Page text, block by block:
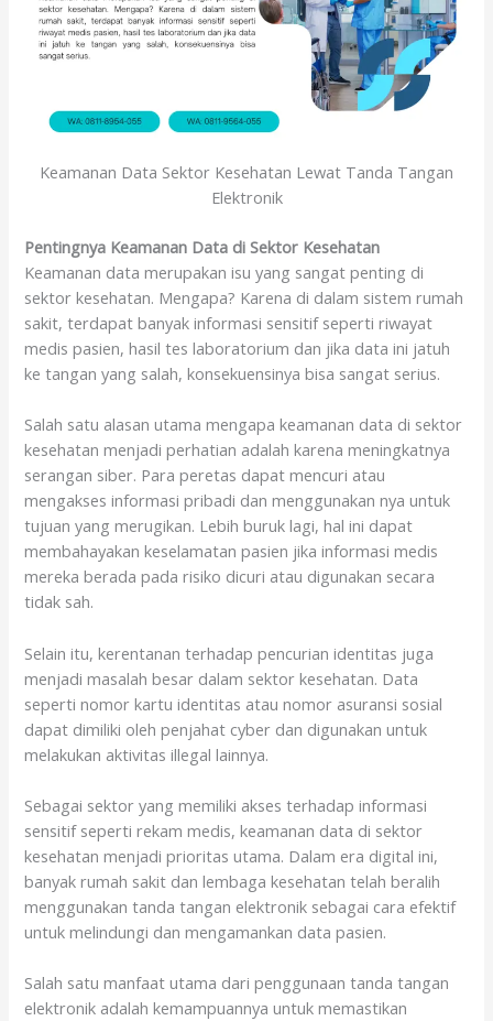
Keamanan Data Sektor Kesehatan Lewat Tanda Tangan
Elektronik
Pentingnya Keamanan Data di Sektor Kesehatan
Keamanan data merupakan isu yang sangat penting di
sektor kesehatan. Mengapa? Karena di dalam sistem rumah
sakit, terdapat banyak informasi sensitif seperti riwayat
medis pasien, hasil tes laboratorium dan jika data ini jatuh
ke tangan yang salah, konsekuensinya bisa sangat serius.
Salah satu alasan utama mengapa keamanan data di sektor
kesehatan menjadi perhatian adalah karena meningkatnya
serangan siber. Para peretas dapat mencuri atau
mengakses informasi pribadi dan menggunakan nya untuk
tujuan yang merugikan. Lebih buruk lagi, hal ini dapat
membahayakan keselamatan pasien jika informasi medis
mereka berada pada risiko dicuri atau digunakan secara
tidak sah.
Selain itu, kerentanan terhadap pencurian identitas juga
menjadi masalah besar dalam sektor kesehatan. Data
seperti nomor kartu identitas atau nomor asuransi sosial
dapat dimiliki oleh penjahat cyber dan digunakan untuk
melakukan aktivitas illegal lainnya.
Sebagai sektor yang memiliki akses terhadap informasi
sensitif seperti rekam medis, keamanan data di sektor
kesehatan menjadi prioritas utama. Dalam era digital ini,
banyak rumah sakit dan lembaga kesehatan telah beralih
menggunakan tanda tangan elektronik sebagai cara efektif
untuk melindungi dan mengamankan data pasien.
Salah satu manfaat utama dari penggunaan tanda tangan
elektronik adalah kemampuannya untuk memastikan